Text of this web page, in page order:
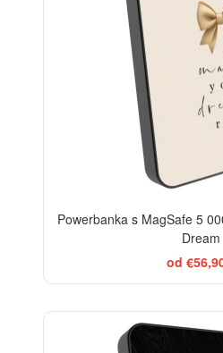
Powerbanka s MagSafe 5
Dream
od